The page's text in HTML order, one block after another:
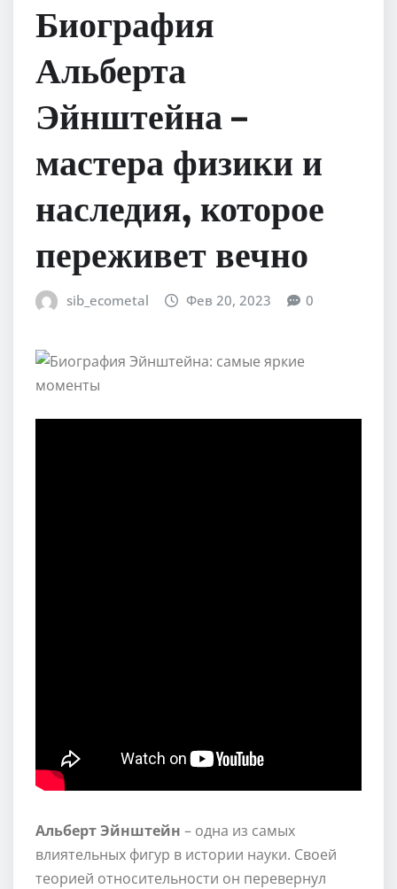
Биография
Альберта
Эйнштейна –
мастера физики и
наследия, которое
переживет вечно
sib_ecometal Фев 20, 2023 0
Альберт Эйнштейн – одна из самых
влиятельных фигур в истории науки. Своей
теорией относительности он перевернул